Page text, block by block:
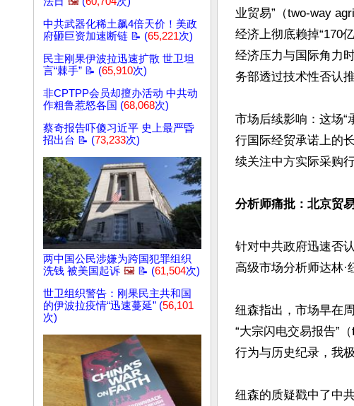
中共武器化稀土飙4倍天价！美政
府砸巨资加速断链 📝 (65,221次)
民主刚果伊波拉迅速扩散 世卫坦
言“棘手” 📝 (65,910次)
非CPTPP会员却擅办活动 中共动
作粗鲁惹怒各国 (68,068次)
蔡奇报告吓傻习近平 史上最严昏
招出台 📝 (73,233次)
两中国公民涉嫌为跨国犯罪组织
洗钱 被美国起诉 🖼️ 📝 (61,504次)
世卫组织警告：刚果民主共和国
的伊波拉疫情“迅速蔓延” (56,101
次)
业贸易”（two-way
经济上彻底赖掉“170
经济压力与国际角力
务部透过技术性否认
市场后续影响：这场“
行国际经贸承诺上的
续关注中方实际采购
分析师痛批：北京贸
针对中共政府迅速否
高级市场分析师达林·
纽森指出，市场早在
“大宗闪电交易报告”
行为与历史纪录，我
纽森的质疑戳中了中